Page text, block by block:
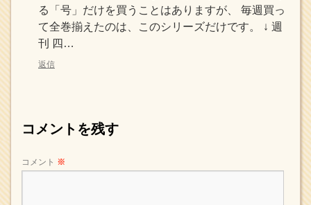
る「号」だけを買うことはありますが、 毎週買っ
て全巻揃えたのは、このシリーズだけです。 ↓ 週
刊 四…
返信
コメントを残す
コメント ※